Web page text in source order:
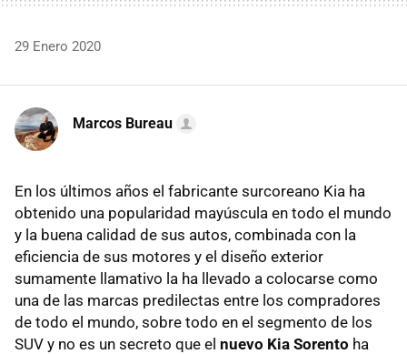
29 Enero 2020
Marcos Bureau
En los últimos años el fabricante surcoreano Kia ha
obtenido una popularidad mayúscula en todo el mundo
y la buena calidad de sus autos, combinada con la
eficiencia de sus motores y el diseño exterior
sumamente llamativo la ha llevado a colocarse como
una de las marcas predilectas entre los compradores
de todo el mundo, sobre todo en el segmento de los
SUV y no es un secreto que el nuevo Kia Sorento ha